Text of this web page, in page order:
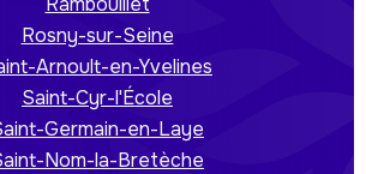
Rosny-sur-Seine
Arnoult-en-Yvelines
Saint-Cyr-l'École
Germain-en-Laye
Nom-la-Bretèche